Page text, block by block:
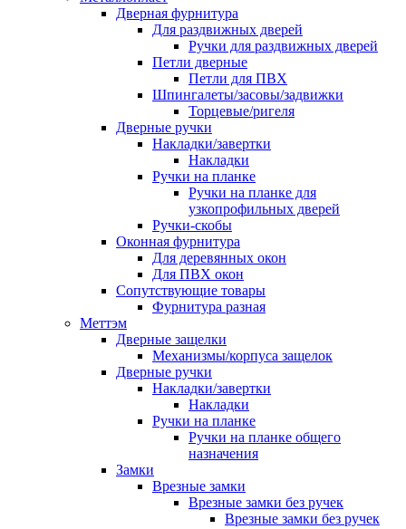
Дверная фурнитура
Для раздвижных дверей
Ручки для раздвижных дверей
Петли дверные
Петли для ПВХ
Шпингалеты/засовы/задвижки
Торцевые/ригеля
Дверные ручки
Накладки/завертки
Накладки
Ручки на планке
Ручки на планке для
узкопрофильных дверей
Ручки-скобы
Оконная фурнитура
Для деревянных окон
Для ПВХ окон
Сопутствующие товары
Фурнитура разная
Меттэм
Дверные защелки
Механизмы/корпуса защелок
Дверные ручки
Накладки/завертки
Накладки
Ручки на планке
Ручки на планке общего
назначения
Замки
Врезные замки
Врезные замки без ручек
Врезные замки без ручек